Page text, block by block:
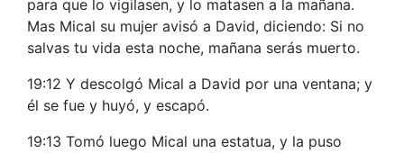
para que lo vigilasen, y lo matasen a la mañana.
Mas Mical su mujer avisó a David, diciendo: Si no
salvas tu vida esta noche, mañana serás muerto.
19:12 Y descolgó Mical a David por una ventana; y
él se fue y huyó, y escapó.
19:13 Tomó luego Mical una estatua, y la puso